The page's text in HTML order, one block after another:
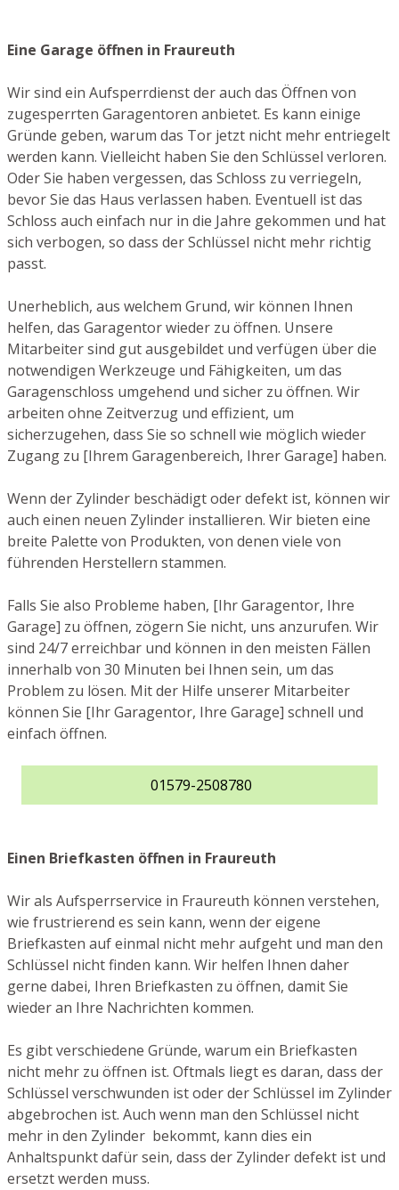
Eine Garage öffnen in Fraureuth
Wir sind ein Aufsperrdienst der auch das Öffnen von
zugesperrten Garagentoren anbietet. Es kann einige
Gründe geben, warum das Tor jetzt nicht mehr entriegelt
werden kann. Vielleicht haben Sie den Schlüssel verloren.
Oder Sie haben vergessen, das Schloss zu verriegeln,
bevor Sie das Haus verlassen haben. Eventuell ist das
Schloss auch einfach nur in die Jahre gekommen und hat
sich verbogen, so dass der Schlüssel nicht mehr richtig
passt.
Unerheblich, aus welchem Grund, wir können Ihnen
helfen, das Garagentor wieder zu öffnen. Unsere
Mitarbeiter sind gut ausgebildet und verfügen über die
notwendigen Werkzeuge und Fähigkeiten, um das
Garagenschloss umgehend und sicher zu öffnen. Wir
arbeiten ohne Zeitverzug und effizient, um
sicherzugehen, dass Sie so schnell wie möglich wieder
Zugang zu [Ihrem Garagenbereich, Ihrer Garage] haben.
Wenn der Zylinder beschädigt oder defekt ist, können wir
auch einen neuen Zylinder installieren. Wir bieten eine
breite Palette von Produkten, von denen viele von
führenden Herstellern stammen.
Falls Sie also Probleme haben, [Ihr Garagentor, Ihre
Garage] zu öffnen, zögern Sie nicht, uns anzurufen. Wir
sind 24/7 erreichbar und können in den meisten Fällen
innerhalb von 30 Minuten bei Ihnen sein, um das
Problem zu lösen. Mit der Hilfe unserer Mitarbeiter
können Sie [Ihr Garagentor, Ihre Garage] schnell und
einfach öffnen.
01579-2508780
Einen Briefkasten öffnen in Fraureuth
Wir als Aufsperrservice in Fraureuth können verstehen,
wie frustrierend es sein kann, wenn der eigene
Briefkasten auf einmal nicht mehr aufgeht und man den
Schlüssel nicht finden kann. Wir helfen Ihnen daher
gerne dabei, Ihren Briefkasten zu öffnen, damit Sie
wieder an Ihre Nachrichten kommen.
Es gibt verschiedene Gründe, warum ein Briefkasten
nicht mehr zu öffnen ist. Oftmals liegt es daran, dass der
Schlüssel verschwunden ist oder der Schlüssel im Zylinder
abgebrochen ist. Auch wenn man den Schlüssel nicht
mehr in den Zylinder bekommt, kann dies ein
Anhaltspunkt dafür sein, dass der Zylinder defekt ist und
ersetzt werden muss.